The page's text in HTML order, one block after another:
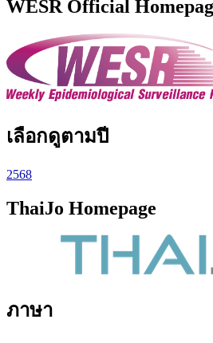
WESR Official
เลือกดูตามปี
2568
ThaiJo Homepage
ภาษา